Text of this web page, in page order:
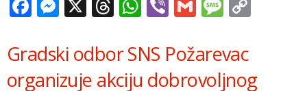
Facebook
Messenger
X Threads
WhatsApp
ViberGmail
Gradski odbor SNS Požarevac
organizuje akciju dobrovoljnog